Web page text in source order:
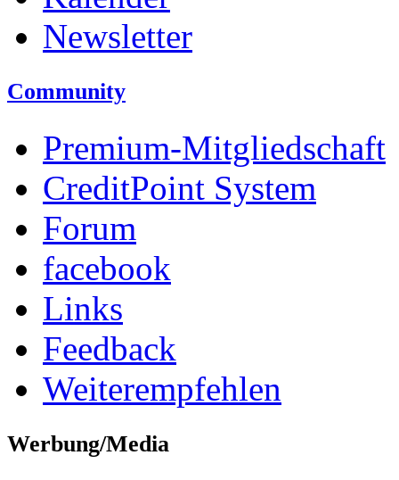
Newsletter
Community
Premium-Mitgliedschaft
CreditPoint System
Forum
facebook
Links
Feedback
Weiterempfehlen
Werbung/Media